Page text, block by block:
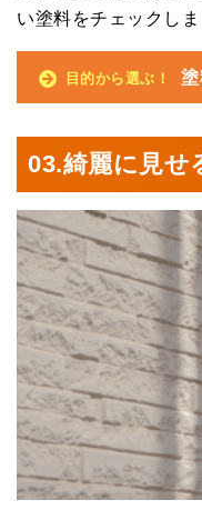
い塗料をチェックしま
目的から選ぶ！
03.綺麗に見せ